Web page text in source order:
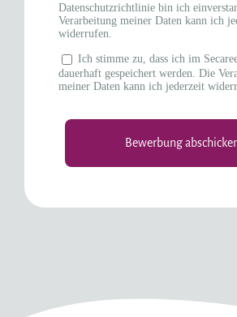
Datenschutzrichtlinie bin ich
Verarbeitung meiner Daten kann ich
widerrufen.
Ich stimme zu, dass ich im
dauerhaft gespeichert werden. Die
meiner Daten kann ich jederzeit